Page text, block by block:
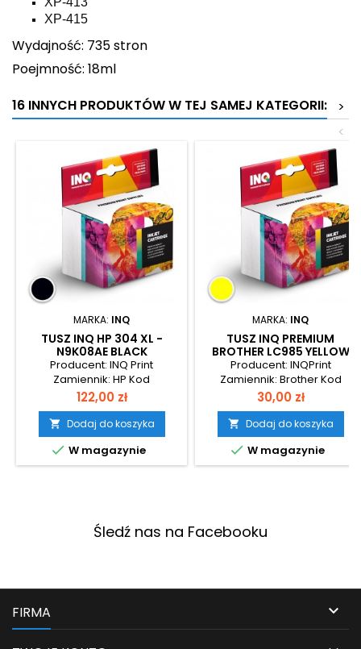
XP-415
Wydajność: 735 stron
Poejmność: 18ml
16 INNYCH PRODUKTÓW W TEJ SAMEJ KATEGORII:
>
<
MARKA: INQ
TUSZ INQ HP 304 XL -
N9K08AE BLACK
Producent: INQ Print
Zamiennik: HP Kod
produktu: hp-304xb-1
Wydajność: 300 stron
Cena
122,00 zł
 Dodaj do koszyka
 W magazynie
MARKA: INQ
TUSZ INQ PREMIUM
BROTHER LC985 YELLOW
Producent: INQPrint
Zamiennik: Brother Kod
produktu: BR-
985YWydajność: 330
stronPojemność: 12ml
Cena
30,00 zł
 Dodaj do koszyka
 W magazynie
Śledź nas na Facebooku
FIRMA 